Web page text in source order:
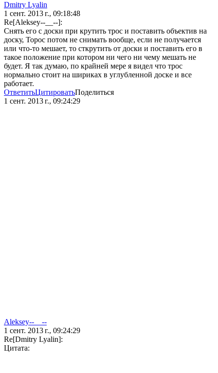
Dmitry Lyalin
1 сент. 2013 г., 09:18:48
Re[Aleksey--__--]:
Снять его с доски при крутить трос и поставить объектив на
доску, Торос потом не снимать вообще, если не получается
или что-то мешает, то сткрутить от доски и поставить его в
такое положение при котором ни чего ни чему мешать не
будет. Я так думаю, по крайней мере я видел что трос
нормально стоит на шириках в углубленной доске и все
работает.
ОтветитьЦитироватьПоделиться
1 сент. 2013 г., 09:24:29
Aleksey--__--
1 сент. 2013 г., 09:24:29
Re[Dmitry Lyalin]:
Цитата: